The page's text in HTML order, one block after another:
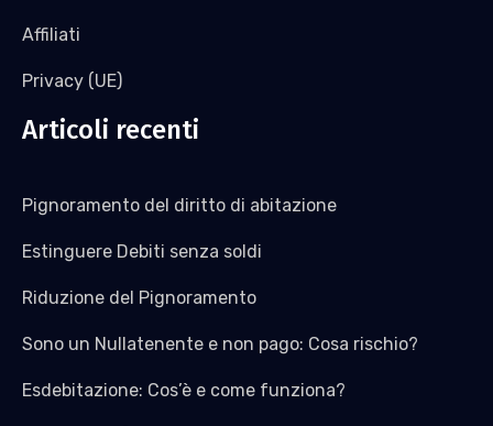
Affiliati
Privacy (UE)
Articoli recenti
Pignoramento del diritto di abitazione
Estinguere Debiti senza soldi
Riduzione del Pignoramento
Sono un Nullatenente e non pago: Cosa rischio?
Esdebitazione: Cos’è e come funziona?